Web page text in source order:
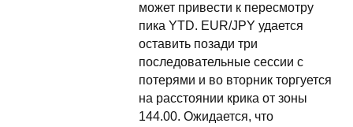
может привести к пересмотру
пика YTD. EUR/JPY удается
оставить позади три
последовательные сессии с
потерями и во вторник торгуется
на расстоянии крика от зоны
144.00. Ожидается, что